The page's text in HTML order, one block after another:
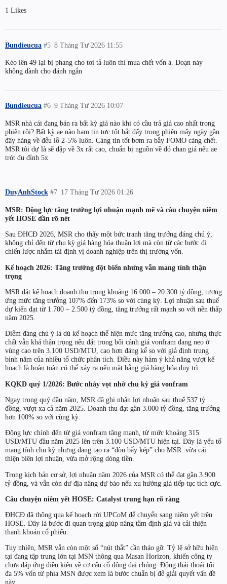
1 Likes
Bundieucua 8 Tháng Tư 2026 11:55
#5
Kéo lên 49 lại bị phang cho tơi tả luôn thì mua chết vốn à. Đoạn này
không dành cho đánh ngắn
Bundieucua 9 Tháng Tư 2026 10:07
#6
MSR nhà cái đang bán ra bất kỳ giá nào khi có cầu trả giá cao nhất trong
phiên rồi? Bất kỳ ae nào ham tin tưc tốt bắt đấy trong phiên mấy ngày gần
đây hàng về đểu lỗ 2-5% luôn. Càng tin tốt bơm ra bẫy FOMO càng chết.
MSR tôi dự là sẽ đập về 3x rất cao, chuẩn bị nguồn về đó chan giá nếu ae
trót đu đỉnh 5x
DuyAnhStock 17 Tháng Tư 2026 01:26
#7
MSR: Động lực tăng trưởng lợi nhuận mạnh mẽ và câu chuyện niêm
yết HOSE dần rõ nét
Sau ĐHCĐ 2026, MSR cho thấy một bức tranh tăng trưởng đáng chú ý,
không chỉ đến từ chu kỳ giá hàng hóa thuận lợi mà còn từ các bước đi
chiến lược nhằm tái định vị doanh nghiệp trên thị trường vốn.
Kế hoạch 2026: Tăng trưởng đột biến nhưng vẫn mang tính thận
trọng
MSR đặt kế hoạch doanh thu trong khoảng 16.000 – 20.300 tỷ đồng, tương
ứng mức tăng trưởng 107% đến 173% so với cùng kỳ. Lợi nhuận sau thuế
dự kiến đạt từ 1.700 – 2.500 tỷ đồng, tăng trưởng rất mạnh so với nền thấp
năm 2025.
Điểm đáng chú ý là dù kế hoạch thể hiện mức tăng trưởng cao, nhưng thực
chất vẫn khá thận trọng nếu đặt trong bối cảnh giá vonfram đang neo ở
vùng cao trên 3.100 USD/MTU, cao hơn đáng kể so với giả định trung
bình năm của nhiều tổ chức phân tích. Điều này hàm ý khả năng vượt kế
hoạch là hoàn toàn có thể xảy ra nếu mặt bằng giá hàng hóa duy trì.
KQKD quý 1/2026: Bước nhảy vọt nhờ chu kỳ giá vonfram
Ngay trong quý đầu năm, MSR đã ghi nhận lợi nhuận sau thuế 537 tỷ
đồng, vượt xa cả năm 2025. Doanh thu đạt gần 3.000 tỷ đồng, tăng trưởng
hơn 100% so với cùng kỳ.
Động lực chính đến từ giá vonfram tăng mạnh, từ mức khoảng 315
USD/MTU đầu năm 2025 lên trên 3.100 USD/MTU hiện tại. Đây là yếu tố
mang tính chu kỳ nhưng đang tạo ra “đòn bẩy kép” cho MSR: vừa cải
thiện biên lợi nhuận, vừa mở rộng dòng tiền.
Trong kịch bản cơ sở, lợi nhuận năm 2026 của MSR có thể đạt gần 3.900
tỷ đồng, và vẫn còn dư địa nâng dự báo nếu xu hướng giá tiếp tục tích cực.
Câu chuyện niêm yết HOSE: Catalyst trung hạn rõ ràng
ĐHCĐ đã thông qua kế hoạch rời UPCoM để chuyển sang niêm yết trên
HOSE. Đây là bước đi quan trọng giúp nâng tầm định giá và cải thiện
thanh khoản cổ phiếu.
Tuy nhiên, MSR vẫn còn một số “nút thắt” cần tháo gỡ. Tỷ lệ sở hữu hiện
tại đang tập trung lớn tại MSN thông qua Masan Horizon, khiến công ty
chưa đáp ứng điều kiện về cơ cấu cổ đông đại chúng. Động thái thoái tối
đa 5% vốn từ phía MSN được xem là bước chuẩn bị để giải quyết vấn đề
này.